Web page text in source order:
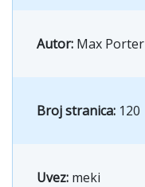
Autor: Max Porter
Broj stranica: 120
Uvez: meki